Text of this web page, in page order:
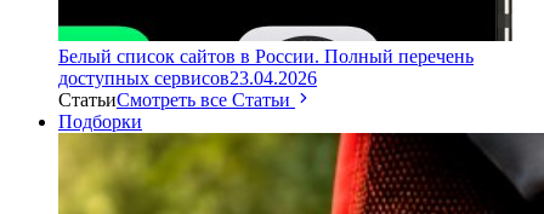
Белый список сайтов в России. Полный перечень
доступных сервисов23.04.2026
СтатьиСмотреть все Статьи
Подборки